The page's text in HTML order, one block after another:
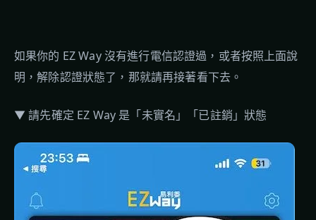
如果你的 EZ Way 沒有進行電信認證過，或者按照上面說
明，解除認證狀態了，那就請再接著看下去。
▼ 請先確定 EZ Way 是「未實名」「已註銷」狀態